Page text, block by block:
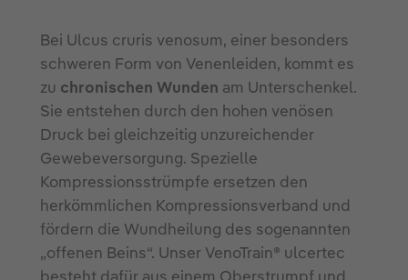
Bei Ulcus cruris venosum, einer besonders
schweren Form von Venenleiden, kommt es
zu chronischen Wunden am Unterschenkel.
Sie entstehen durch den hohen venösen
Druck bei gleichzeitig unzureichender
Gewebeversorgung. Spezielle
Kompressionsstrümpfe ersetzen den
herkömmlichen Kompressionsverband und
fördern die Wundheilung des sogenannten
„offenen Beins“. Unser VenoTrain® ulcertec